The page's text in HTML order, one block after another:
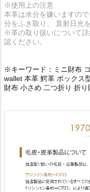
※使用上の注意
本革は水分を嫌いますの
分をふき取り、 直射日光
※革の取り扱いについて詳
認ください。
※キーワード：ミニ財布
wallet 本革 鰐革 ボックス
財布 小さめ 二つ折り 折り